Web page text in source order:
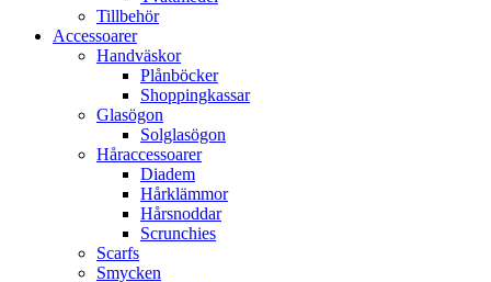
Tillbehör
Accessoarer
Handväskor
Plånböcker
Shoppingkassar
Glasögon
Solglasögon
Håraccessoarer
Diadem
Hårklämmor
Hårsnoddar
Scrunchies
Scarfs
Smycken